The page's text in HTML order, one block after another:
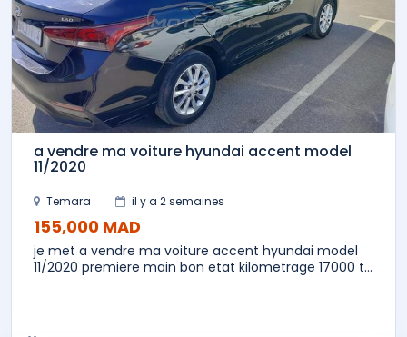
a vendre ma voiture hyundai accent model
11/2020
Temara il y a 2 semaines
155,000 MAD
je met a vendre ma voiture accent hyundai model
11/2020 premiere main bon etat kilometrage 17000 t...